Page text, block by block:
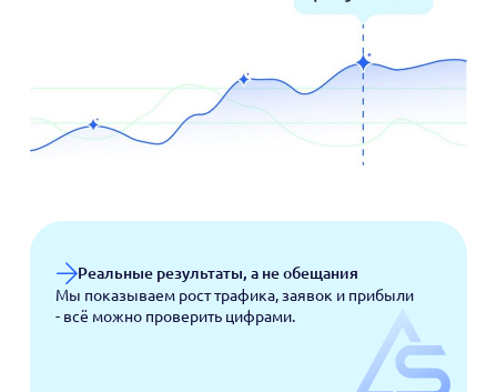
Реальные результаты, а не обещания
Мы показываем рост трафика, заявок и прибыли
- всё можно проверить цифрами.